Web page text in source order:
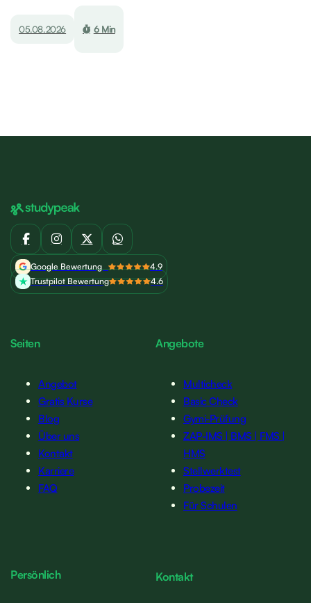
05.08.2026 6 Min
Google Bewertung
4.9
Trustpilot Bewertung
4.6
Angebote
Multicheck
Basic Check
Gymi-Prüfung
ZAP-IMS | BMS | FMS |
HMS
Stellwerktest
Probezeit
Für Schulen
Seiten
Angebot
Gratis Kurse
Blog
Über uns
Kontakt
Karriere
FAQ
Kontakt
Persönlich